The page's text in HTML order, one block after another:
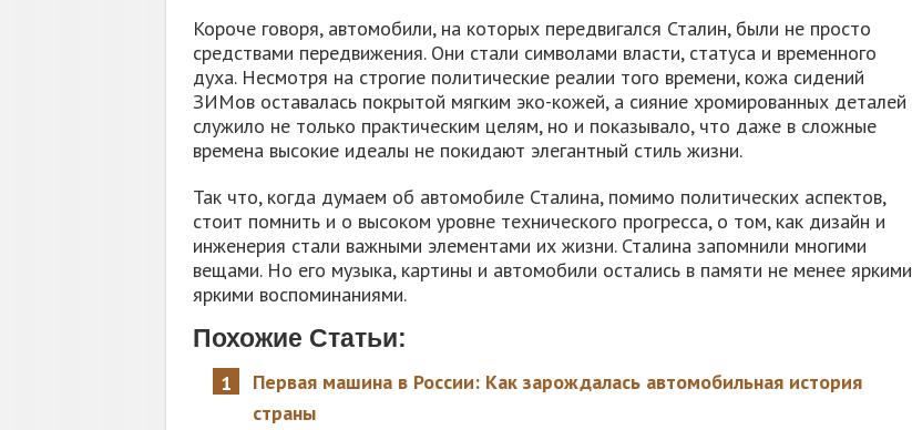
Короче говоря, автомобили, на которых передвигался Сталин, были не просто
средствами передвижения. Они стали символами власти, статуса и временного
духа. Несмотря на строгие политические реалии того времени, кожа сидений
ЗИМов оставалась покрытой мягким эко-кожей, а сияние хромированных деталей
служило не только практическим целям, но и показывало, что даже в сложные
времена высокие идеалы не покидают элегантный стиль жизни.
Так что, когда думаем об автомобиле Сталина, помимо политических аспектов,
стоит помнить и о высоком уровне технического прогресса, о том, как дизайн и
инженерия стали важными элементами их жизни. Сталина запомнили многими
вещами. Но его музыка, картины и автомобили остались в памяти не менее яркими
яркими воспоминаниями.
Похожие Статьи:
Первая машина в России: Как зарождалась автомобильная история
страны